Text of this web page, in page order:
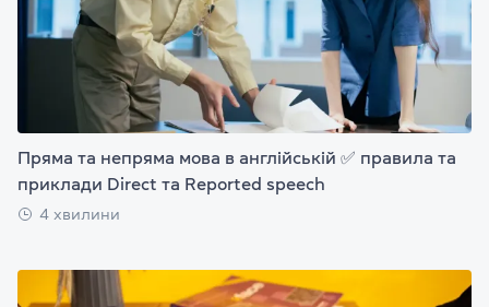
Пряма та непряма мова в англійській ✅ правила та
приклади Direct та Reported speech
4 хвилини